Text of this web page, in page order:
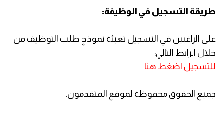
طريقة التسجيل في الوظيفة:
على الراغبين في التسجيل تعبئة نموذج طلب التوظيف من
خلال الرابط التالي:
للتسجيل اضغط هنا
جميع الحقوق محفوظة لموقع المتقدمون.